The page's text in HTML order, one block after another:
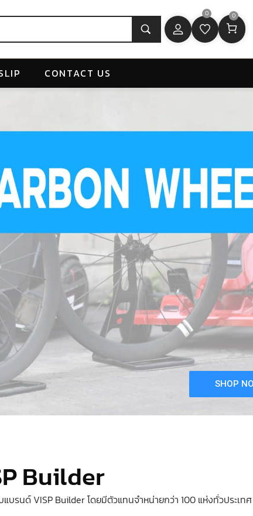
0 0
CONTACT US
SHOP
Builder
บรนด์ VISP Builder โดยมีตัวแทนจำหน่ายกว่า 100 แห่งทั่วประเทศ